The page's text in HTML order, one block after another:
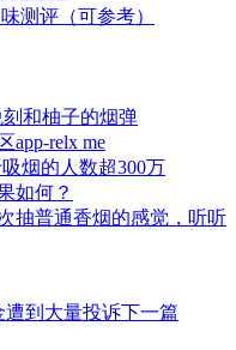
测评（可参考）
和柚子的烟弹
app-relx me
烟的人数超300万
如何？
抽普通香烟的感觉，听听
遭到大量投诉下一篇